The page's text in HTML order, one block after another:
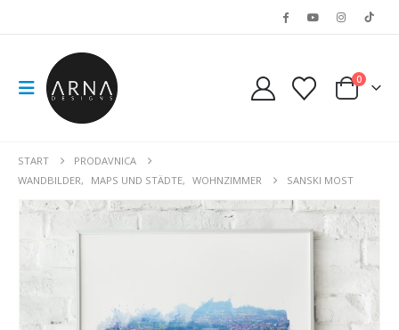
0
START
PRODAVNICA
WANDBILDER, MAPS UND STÄDTE, WOHNZIMMER SANSKI MOST